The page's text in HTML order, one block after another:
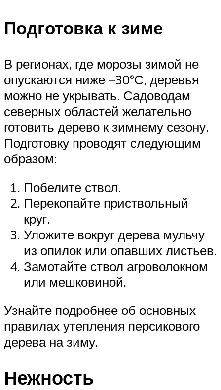
Подготовка к зиме
В регионах, где морозы зимой не
опускаются ниже –30°С, деревья
можно не укрывать. Садоводам
северных областей желательно
готовить дерево к зимнему сезону.
Подготовку проводят следующим
образом:
Побелите ствол.
Перекопайте приствольный
круг.
Уложите вокруг дерева мульчу
из опилок или опавших листьев.
Замотайте ствол агроволокном
или мешковиной.
Узнайте подробнее об основных
правилах утепления персикового
дерева на зиму.
Нежность